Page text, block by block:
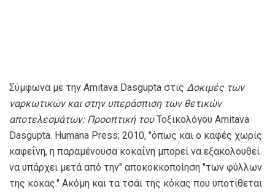
Σύμφωνα με την Amitava Dasgupta στις Δοκιμές των
ναρκωτικών και στην υπεράσπιση των θετικών
αποτελεσμάτων: Προοπτική τουΤοξικολόγου Amitava
Dasgupta. Humana Press; 2010, "όπως και ο καφές χωρίς
καφεΐνη, η παραμένουσα κοκαΐνη μπορεί να εξακολουθεί
να υπάρχει μετά από την" αποκοκκοποίηση "των φύλλων
της κόκας." Ακόμη και τα τσάι της κόκας που υποτίθεται